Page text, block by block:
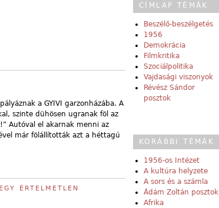
a GYIVI garzonházába. A
szinte dühösen ugranak föl az
Autóval el akarnak menni az
már fölállították azt a héttagú
ÉRTELMETLEN
CÍMLAP TÉMÁK
Beszélő-beszélgetés
1956
Demokrácia
Filmkritika
Szociálpolitika
Vajdasági viszonyok
Révész Sándor
posztok
KORÁBBI TÉMÁK
1956-os Intézet
A kultúra helyzete
A sors és a számla
Ádám Zoltán posztok
Afrika